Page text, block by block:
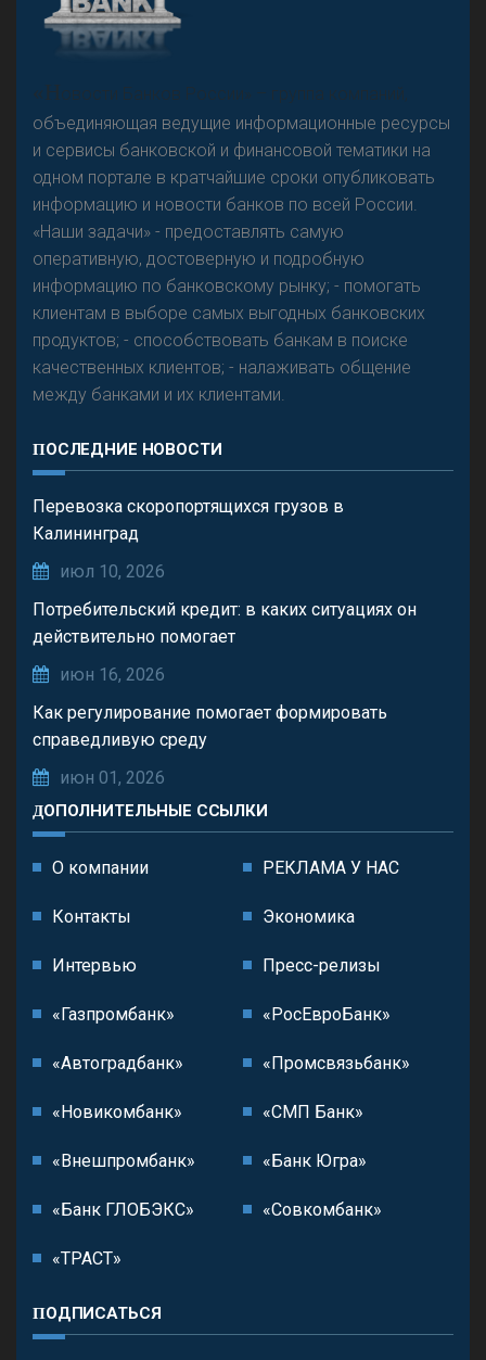
«Н
овости Банков России» – группа компаний,
объединяющая ведущие информационные ресурсы
и сервисы банковской и финансовой тематики на
одном портале в кратчайшие сроки опубликовать
информацию и новости банков по всей России.
«Наши задачи» - предоставлять самую
оперативную, достоверную и подробную
информацию по банковскому рынку; - помогать
клиентам в выборе самых выгодных банковских
продуктов; - способствовать банкам в поиске
качественных клиентов; - налаживать общение
между банками и их клиентами.
ПОСЛЕДНИЕ НОВОСТИ
Перевозка скоропортящихся грузов в
Калининград
июл 10, 2026
Потребительский кредит: в каких ситуациях он
действительно помогает
июн 16, 2026
Как регулирование помогает формировать
справедливую среду
июн 01, 2026
ДОПОЛНИТЕЛЬНЫЕ ССЫЛКИ
О компании РЕКЛАМА У НАС
Контакты Экономика
Интервью Пресс-релизы
«Газпромбанк» «РосЕвроБанк»
«Автоградбанк» «Промсвязьбанк»
«Новикомбанк» «СМП Банк»
«Внешпромбанк» «Банк Югра»
«Банк ГЛОБЭКС» «Совкомбанк»
«ТРАСТ»
ПОДПИСАТЬСЯ